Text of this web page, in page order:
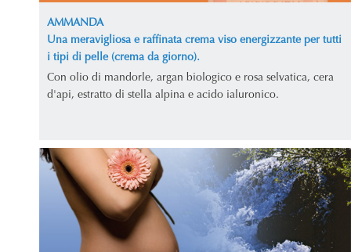
AMMANDA
Una meravigliosa e raffinata crema viso energizzante per tutti
i tipi di pelle (crema da giorno).
Con olio di mandorle, argan biologico e rosa selvatica, cera
d'api, estratto di stella alpina e acido ialuronico.